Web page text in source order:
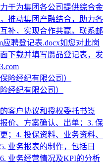
于为集团各公司提供综合金
推动集团产融结合，助力各
补，实现合作共赢。联系邮
应聘登记表.docx如您对此岗
下载并填写赝品登记表，发
经纪有限公司）
客户协议和授权委托书签
价、方案确认、出单；3. 保
；4. 投保资料、业务资料、
业务报表的制作，包括日
业务经营情况及KPI的分析